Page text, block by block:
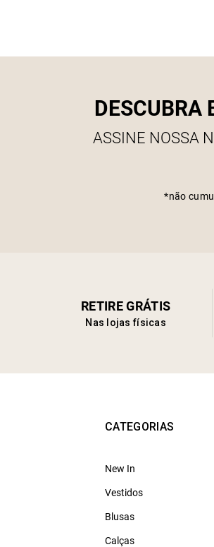
DESCUBRA
ASSINE NOSSA
*não
RETIRE GRÁTIS
Nas lojas físicas
CATEGORIAS
New In
Vestidos
Blusas
Calças